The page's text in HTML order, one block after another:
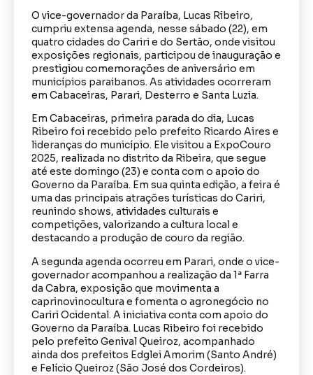
O vice-governador da Paraíba, Lucas Ribeiro,
cumpriu extensa agenda, nesse sábado (22), em
quatro cidades do Cariri e do Sertão, onde visitou
exposições regionais, participou de inauguração e
prestigiou comemorações de aniversário em
municípios paraibanos. As atividades ocorreram
em Cabaceiras, Parari, Desterro e Santa Luzia.
Em Cabaceiras, primeira parada do dia, Lucas
Ribeiro foi recebido pelo prefeito Ricardo Aires e
lideranças do município. Ele visitou a ExpoCouro
2025, realizada no distrito da Ribeira, que segue
até este domingo (23) e conta com o apoio do
Governo da Paraíba. Em sua quinta edição, a feira é
uma das principais atrações turísticas do Cariri,
reunindo shows, atividades culturais e
competições, valorizando a cultura local e
destacando a produção de couro da região.
A segunda agenda ocorreu em Parari, onde o vice-
governador acompanhou a realização da 1ª Farra
da Cabra, exposição que movimenta a
caprinovinocultura e fomenta o agronegócio no
Cariri Ocidental. A iniciativa conta com apoio do
Governo da Paraíba. Lucas Ribeiro foi recebido
pelo prefeito Genival Queiroz, acompanhado
ainda dos prefeitos Edglei Amorim (Santo André)
e Felício Queiroz (São José dos Cordeiros).